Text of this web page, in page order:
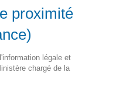
proximité
légale et
chargé de la